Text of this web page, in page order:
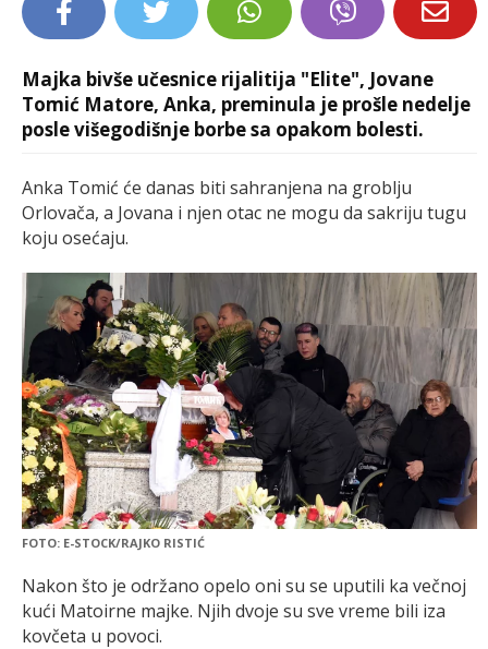
Majka bivše učesnice rijalitija "Elite", Jovane
Tomić Matore, Anka, preminula je prošle nedelje
posle višegodišnje borbe sa opakom bolesti.
Anka Tomić će danas biti sahranjena na groblju
Orlovača, a Jovana i njen otac ne mogu da sakriju tugu
koju osećaju.
FOTO: E-STOCK/RAJKO RISTIĆ
Nakon što je održano opelo oni su se uputili ka večnoj
kući Matoirne majke. Njih dvoje su sve vreme bili iza
kovčeta u povoci.